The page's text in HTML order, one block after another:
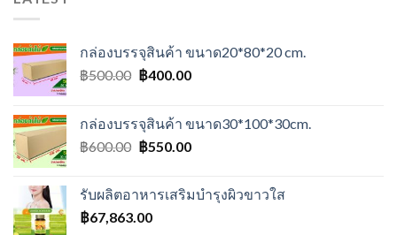
กล่องบรรจุสินค้า ขนาด20*80*20 cm.
฿500.00 Original
฿500.00.
฿400.00Current
฿400.00.
กล่องบรรจุสินค้า ขนาด30*100*30cm.
฿600.00 Original
฿600.00.
฿550.00Current
฿550.00.
รับผลิตอาหารเสริมบำรุงผิวขาวใส
฿67,863.00